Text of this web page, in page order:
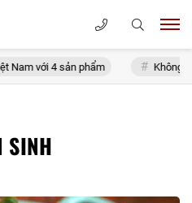
với 4 sản phẩm Không hình
SINH